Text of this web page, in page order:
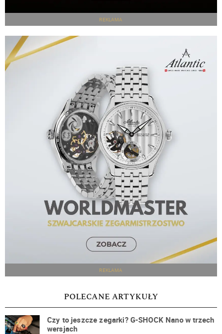
REKLAMA
REKLAMA
POLECANE ARTYKUŁY
Czy to jeszcze zegarki? G-SHOCK Nano w trzech
wersjach